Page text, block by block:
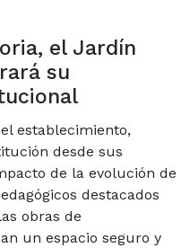
el Jardín
su
establecimiento,
desde sus
de la evolución de
destacados
obras de
un espacio seguro y